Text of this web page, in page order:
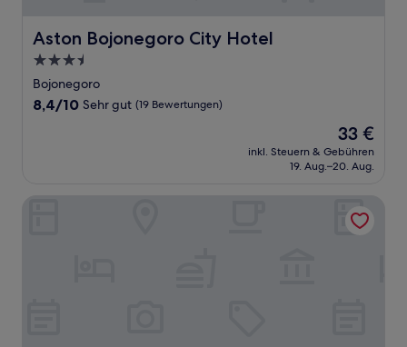
Aston Bojonegoro City Hotel
Aston Bojonegoro City Hotel
3.5-
Sterne-
Unterkunft
Bojonegoro
8.4
Bewertungen)
8,4/10 Sehr gut (19 Bewertungen)
Der
Preis
beträgt
33 €
inkl. Steuern & Gebühren
19. Aug.–20. Aug.